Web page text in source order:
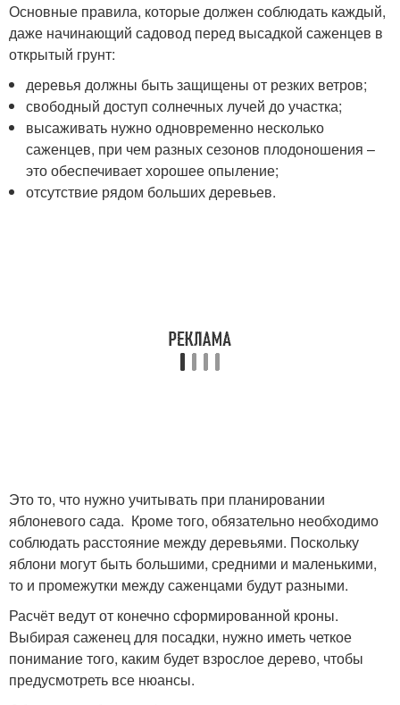
Основные правила, которые должен соблюдать каждый,
даже начинающий садовод перед высадкой саженцев в
открытый грунт:
деревья должны быть защищены от резких ветров;
свободный доступ солнечных лучей до участка;
высаживать нужно одновременно несколько
саженцев, при чем разных сезонов плодоношения –
это обеспечивает хорошее опыление;
отсутствие рядом больших деревьев.
Это то, что нужно учитывать при планировании
яблоневого сада. Кроме того, обязательно необходимо
соблюдать расстояние между деревьями. Поскольку
яблони могут быть большими, средними и маленькими,
то и промежутки между саженцами будут разными.
Расчёт ведут от конечно сформированной кроны.
Выбирая саженец для посадки, нужно иметь четкое
понимание того, каким будет взрослое дерево, чтобы
предусмотреть все нюансы.